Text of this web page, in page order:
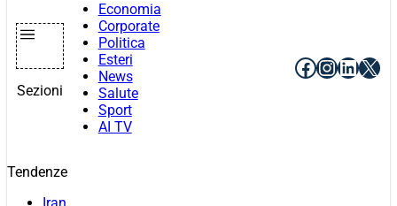
Sezioni
Economia
Corporate
Politica
Esteri
News
Salute
Sport
AI TV
Facebook
X
Tendenze